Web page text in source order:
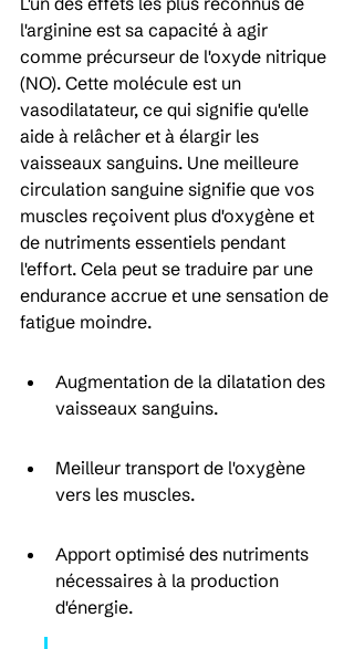
l'arginine est sa capacité à agir
comme précurseur de l'oxyde nitrique
(NO). Cette molécule est un
vasodilatateur, ce qui signifie qu'elle
aide à relâcher et à élargir les
vaisseaux sanguins. Une meilleure
circulation sanguine signifie que vos
muscles reçoivent plus d'oxygène et
de nutriments essentiels pendant
l'effort. Cela peut se traduire par une
endurance accrue et une sensation de
fatigue moindre.
Augmentation de la dilatation des
vaisseaux sanguins.
Meilleur transport de l'oxygène
vers les muscles.
Apport optimisé des nutriments
nécessaires à la production
d'énergie.